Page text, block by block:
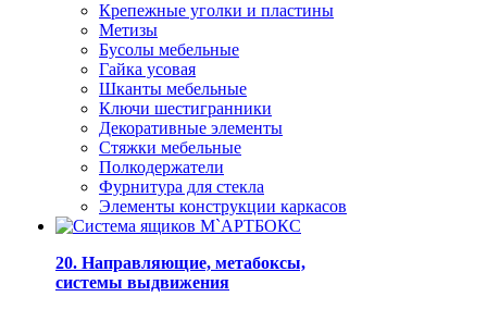
Крепежные уголки и пластины
Метизы
Бусолы мебельные
Гайка усовая
Шканты мебельные
Ключи шестигранники
Декоративные элементы
Стяжки мебельные
Полкодержатели
Фурнитура для стекла
Элементы конструкции каркасов
20. Направляющие, метабоксы,
системы выдвижения